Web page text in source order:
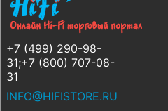
+7 (499) 290-98-
31;+7 (800) 707-08-
31
INFO@HIFISTORE.RU